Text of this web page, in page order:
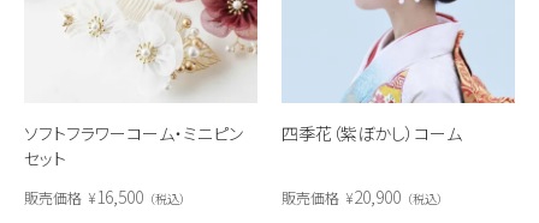
ソフトフラワーコーム・ミニピン
セット
販売価格 ¥16,500 税込
四季花（紫ぼかし）コーム
販売価格 ¥20,900 税込